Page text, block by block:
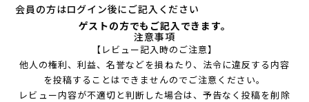
会員の方はログイン後にご記入ください
ゲストの方でもご記入できます。
注意事項
【レビュー記入時のご注意】
他人の権利、利益、名誉などを損ねたり、法令に違反する内容
を投稿することはできませんのでご注意ください。
レビュー内容が不適切と判断した場合は、予告なく投稿を削除